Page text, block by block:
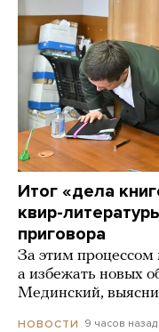
Итог «дела
квир-
приговора
За этим процессом
а избежать новых
Мединский,
НОВОСТИ 9 часов назад